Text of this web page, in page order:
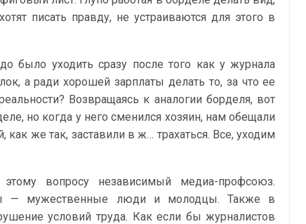
писать правду, не устраиваются для этого в
было уходить сразу после того как у журнала
а ради хорошей зарплаты делать то, за что ее
Возвращаясь к аналогии борделя, вот
но когда у него сменился хозяин, нам обещали
как же так, заставили в ж… трахаться. Все, уходим
вопросу независимый медиа-профсоюз.
— мужественные люди и молодцы. Также в
условий труда. Как если бы журналистов